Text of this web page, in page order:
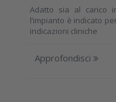
Adatto sia al carico
l’impianto è indicato
indicazioni cliniche
Approfondisci